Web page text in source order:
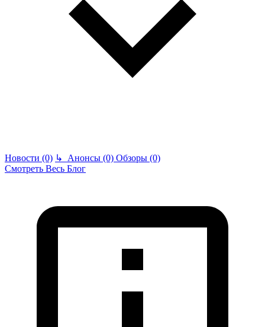
Новости (0) ↳ Анонсы (0) Обзоры (0)
Смотреть Весь Блог